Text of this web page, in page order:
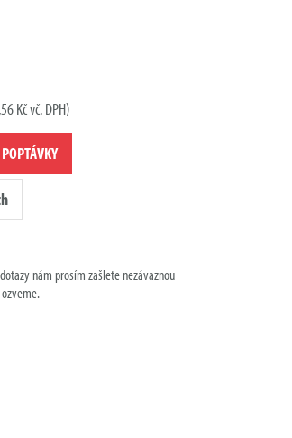
Kč vč. DPH)
nám prosím zašlete nezávaznou